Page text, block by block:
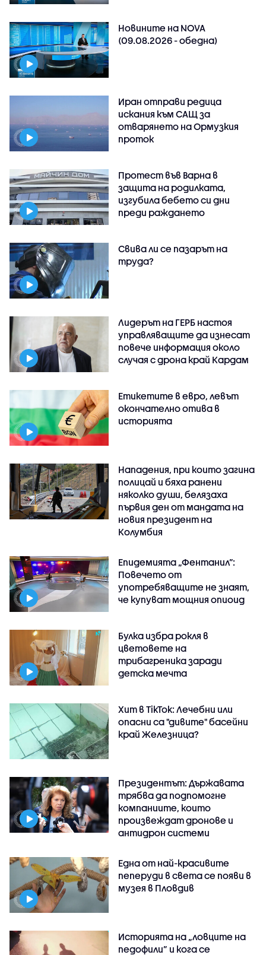
Новините на NOVA
(09.08.2026 - обедна)
Иран отправи редица
искания към САЩ за
отварянето на Ормузкия
проток
Протест във Варна в
защита на родилката,
изгубила бебето си дни
преди раждането
Свива ли се пазарът на
труда?
Лидерът на ГЕРБ настоя
управляващите да изнесат
повече информация около
случая с дрона край Кардам
Етикетите в евро, левът
окончателно отива в
историята
Нападения, при които загина
полицай и бяха ранени
няколко души, белязаха
първия ден от мандата на
новия президент на
Колумбия
Епидемията „Фентанил”:
Повечето от
употребяващите не знаят,
че купуват мощния опиоид
Булка избра рокля в
цветовете на
трибагреника заради
детска мечта
Хит в TikTok: Лечебни или
опасни са "дивите" басейни
край Железница?
Президентът: Държавата
трябва да подпомогне
компаниите, които
произвеждат дронове и
антидрон системи
Една от най-красивите
пеперуди в света се появи в
музея в Пловдив
Историята на „ловците на
педофили” и кога се